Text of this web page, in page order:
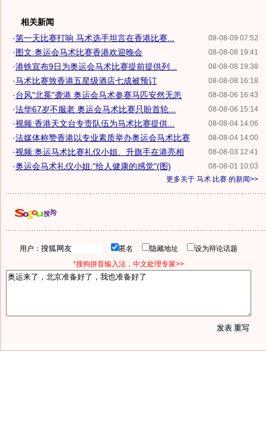
相关新闻
08-08-09 07:52
·第一天比赛打响 马术选手坦言在香港比赛...
08-08-08 19:41
·图文:奥运会马术比赛香港欢迎晚会
08-08-08 19:38
·港铁宣布9日为奥运会马术比赛提前提供列...
08-08-08 16:18
·马术比赛致香港五星级酒店七成被预订
08-08-06 16:43
·台风"北冕"袭港 奥运会马术参赛马匹安然无恙
08-08-06 15:14
·法华67岁不服老 奥运会马术比赛只盼首轮...
08-08-04 14:06
·视频:香港天文台专责队伍为马术比赛提供...
08-08-04 14:00
·法媒体称赞香港以专业素质举办奥运会马术比赛
08-08-03 12:41
·视频:奥运马术比赛礼仪小姐、升旗手在港亮相
08-08-01 10:03
·奥运会马术礼仪小姐:"给人健康的感觉"(图)
更多关于 马术 比赛 的新闻>>
用户： 匿名 隐藏地址
设为辩论话题
*搜狗拼音输入法，中文处理专家>>